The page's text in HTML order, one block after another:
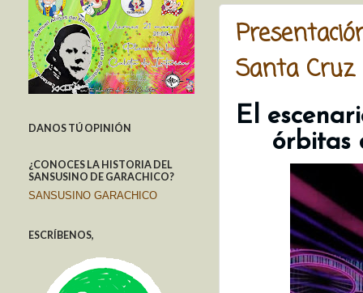
Santa Cruz
El
órbitas
DANOS TÚ OPINIÓN
¿CONOCES LA HISTORIA DEL
SANSUSINO DE GARACHICO?
SANSUSINO GARACHICO
ESCRÍBENOS,